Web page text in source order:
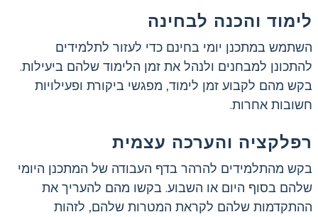
לימוד והכנה לבחינה
השתמש במתכנן יומי בחינם כדי לעזור לתלמידים
להתכונן למבחנים ולנהל את זמן הלימוד שלהם ביעילות.
בקש מהם לקבוע זמן לימוד, מפגשי ביקורת ופעילויות
חשובות אחרות.
רפלקציה והערכה עצמית
בקש מהתלמידים להרהר בדף העבודה של המתכנן היומי
שלהם בסוף היום או השבוע. בקשו מהם להעריך את
ההתקדמות שלהם לקראת המטרות שלהם, לזהות